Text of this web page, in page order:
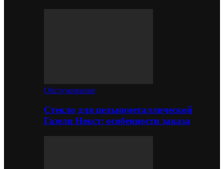
Обслуживание
Стекло для цельнометаллической
Газели Некст: особенности заказа